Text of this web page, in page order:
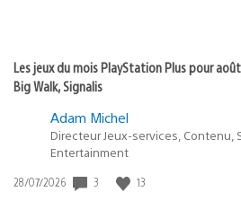
Les jeux du mois PlayStation Plus pour
Big Walk, Signalis
Adam Michel
Directeur Jeux-services, Contenu,
Entertainment
Date
28/07/2026 3 13